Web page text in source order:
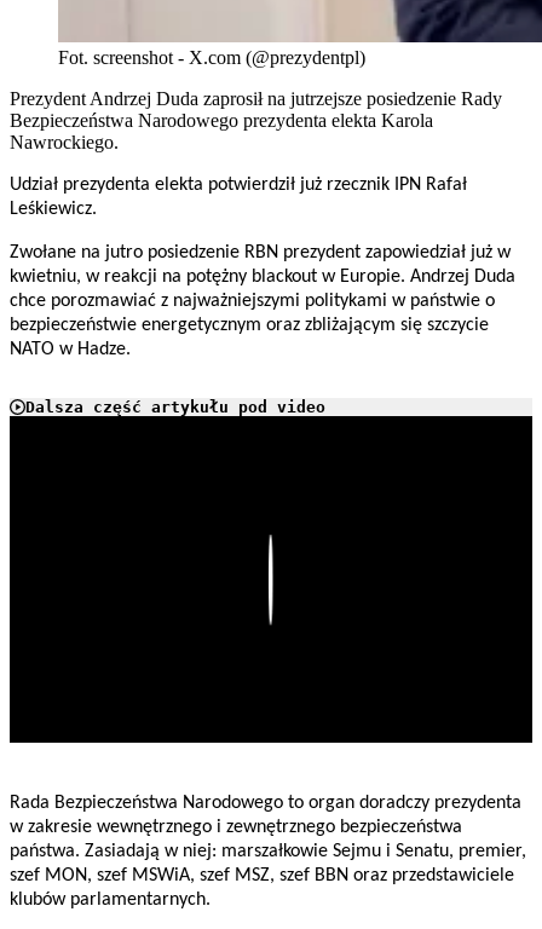
Fot. screenshot - X.com (@prezydentpl)
Prezydent Andrzej Duda zaprosił na jutrzejsze posiedzenie Rady
Bezpieczeństwa Narodowego prezydenta elekta Karola
Nawrockiego.
Udział prezydenta elekta potwierdził już rzecznik IPN Rafał
Leśkiewicz.
Zwołane na jutro posiedzenie RBN prezydent zapowiedział już w
kwietniu, w reakcji na potężny blackout w Europie. Andrzej Duda
chce porozmawiać z najważniejszymi politykami w państwie o
bezpieczeństwie energetycznym oraz zbliżającym się szczycie
NATO w Hadze.
Dalsza część artykułu pod video
Rada Bezpieczeństwa Narodowego to organ doradczy prezydenta
w zakresie wewnętrznego i zewnętrznego bezpieczeństwa
państwa. Zasiadają w niej: marszałkowie Sejmu i Senatu, premier,
szef MON, szef MSWiA, szef MSZ, szef BBN oraz przedstawiciele
klubów parlamentarnych.